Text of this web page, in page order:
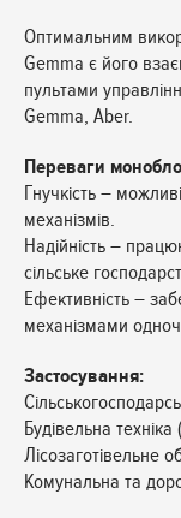
Оптимальним
Gemma є його
пультами
Gemma, Aber.
Переваги
Гнучкість –
механізмів.
Надійність –
сільське
Ефективність –
механізмами
Застосування:
Будівельна
Лісозаготівельне
Комунальна та